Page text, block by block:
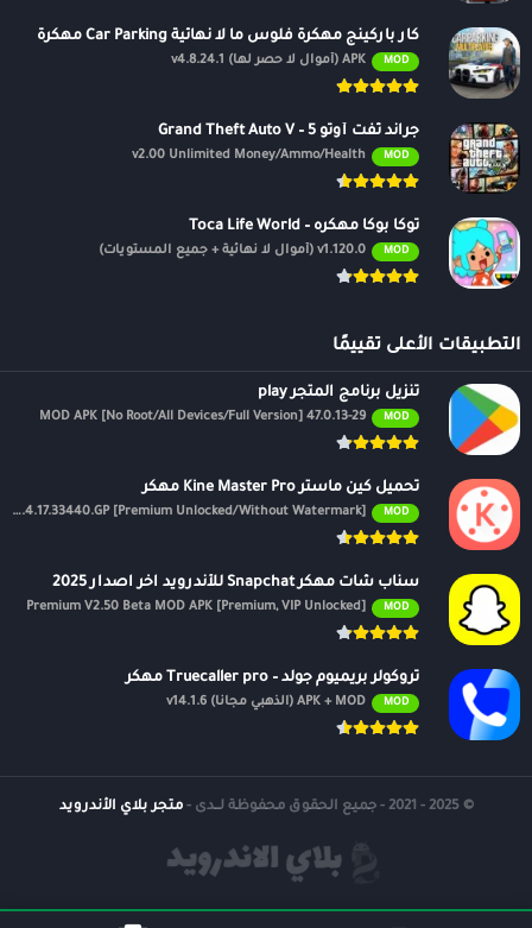
كار باركينج مهكرة فلوس ما لا نهائية Car Parking مهكرة
MOD APK (أموال لا حصر لها) v4.8.24.1
جراند ثفت أوتو 5 – Grand Theft Auto V
MOD
v2.00 Unlimited Money/Ammo/Health
توكا بوكا مهكره – Toca Life World
MOD v1.120.0 (أموال لا نهائية + جميع المستويات)
التطبيقات الأعلى تقييمًا
تنزيل برنامج المتجر play
MOD
47.0.13-29 MOD APK [No Root/All Devices/Full Version]
تحميل كين ماستر Kine Master Pro مهكر
MOD
APK v7.4.17.33440.GP [Premium Unlocked/Without Watermark]
سناب شات مهكر Snapchat للأندرويد اخر اصدار 2025
MOD
Premium V2.50 Beta MOD APK [Premium, VIP Unlocked]
تروكولر بريميوم جولد – Truecaller pro مهكر
MOD APK + MOD (الذهبي مجانًا) v14.1.6
© 2025 - 2021 - جميع الحقوق محفوظة لــدى - متجر بلاي الأندرويد